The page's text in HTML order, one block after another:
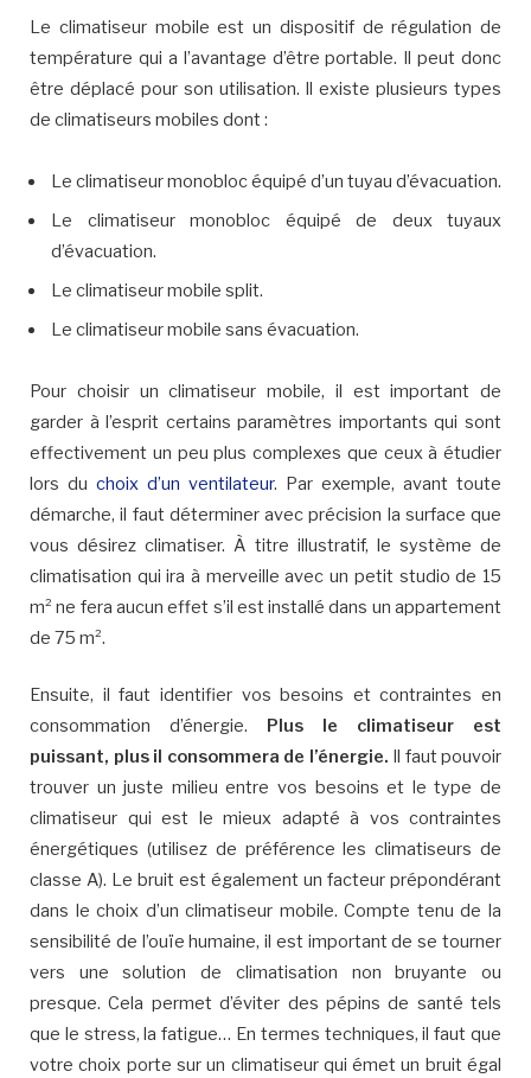
Le climatiseur mobile est un dispositif de régulation de
température qui a l’avantage d’être portable. Il peut donc
être déplacé pour son utilisation. Il existe plusieurs types
de climatiseurs mobiles dont :
Le climatiseur monobloc équipé d’un tuyau d’évacuation.
Le climatiseur monobloc équipé de deux tuyaux
d’évacuation.
Le climatiseur mobile split.
Le climatiseur mobile sans évacuation.
Pour choisir un climatiseur mobile, il est important de
garder à l’esprit certains paramètres importants qui sont
effectivement un peu plus complexes que ceux à étudier
lors du choix d’un ventilateur. Par exemple, avant toute
démarche, il faut déterminer avec précision la surface que
vous désirez climatiser. À titre illustratif, le système de
climatisation qui ira à merveille avec un petit studio de 15
m² ne fera aucun effet s’il est installé dans un appartement
de 75 m².
Ensuite, il faut identifier vos besoins et contraintes en
consommation d’énergie.
Plus le climatiseur est
puissant, plus il consommera de l’énergie. Il faut pouvoir
trouver un juste milieu entre vos besoins et le type de
climatiseur qui est le mieux adapté à vos contraintes
énergétiques (utilisez de préférence les climatiseurs de
classe A). Le bruit est également un facteur prépondérant
dans le choix d’un climatiseur mobile. Compte tenu de la
sensibilité de l’ouïe humaine, il est important de se tourner
vers une solution de climatisation non bruyante ou
presque. Cela permet d’éviter des pépins de santé tels
que le stress, la fatigue… En termes techniques, il faut que
votre choix porte sur un climatiseur qui émet un bruit égal